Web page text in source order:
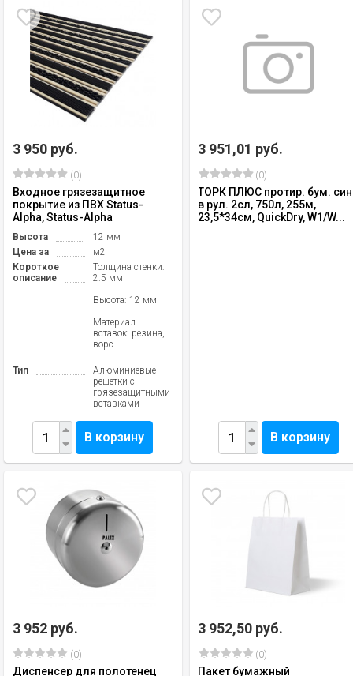
3 950 руб.
(0)
Входное грязезащитное
покрытие из ПВХ Status-
Alpha, Status-Alpha
Высота
12 мм
Цена за
м2
Короткое
описание
Толщина стенки:
2.5 мм
Высота: 12 мм
Материал
вставок: резина,
ворс
Тип
Алюминиевые
решетки с
грязезащитными
вставками
В корзину
3 951,01 руб.
(0)
ТОРК ПЛЮС протир. бум.
в рул. 2сл, 750л, 255м,
23,5*34см, QuickDry, W1/W...
В корзину
3 952 руб.
(0)
Диспенсер для полотенец
3 952,50 руб.
(0)
Пакет бумажный